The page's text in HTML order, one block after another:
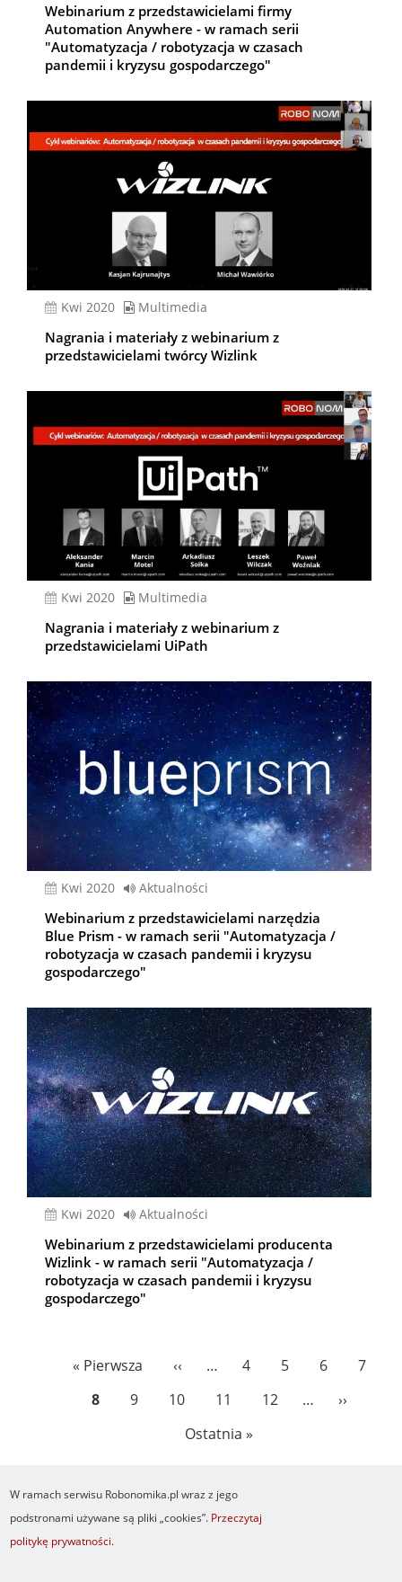
Webinarium z przedstawicielami firmy
Automation Anywhere - w ramach serii
"Automatyzacja / robotyzacja w czasach
pandemii i kryzysu gospodarczego"
kwi 2020 Multimedia
Nagrania i materiały z webinarium z
przedstawicielami twórcy Wizlink
kwi 2020 Multimedia
Nagrania i materiały z webinarium z
przedstawicielami UiPath
kwi 2020 Aktualności
Webinarium z przedstawicielami narzędzia
Blue Prism - w ramach serii "Automatyzacja /
robotyzacja w czasach pandemii i kryzysu
gospodarczego"
kwi 2020 Aktualności
Webinarium z przedstawicielami producenta
Wizlink - w ramach serii "Automatyzacja /
robotyzacja w czasach pandemii i kryzysu
gospodarczego"
Pierwsza
strona
« Pierwsza
Poprzednia
strona
‹‹ … Page
4 Page
5 Page
6 Page
7
Bieżąca
8 Page
9 Page
10 Page
11 Page
12 …
››
Ostatnia
Ostatnia »
Newsletter
W ramach serwisu Robonomika.pl wraz z jego
podstronami używane są pliki „cookies”. Przeczytaj
politykę prywatności.